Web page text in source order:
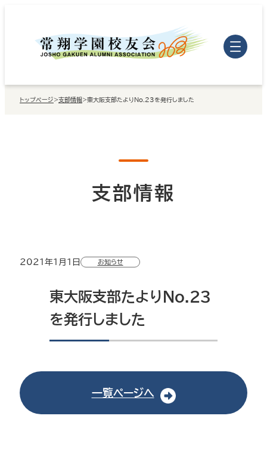
トップページ >支部情報>東大阪支部たよりNo.23を発行しました
支部情報
2021年1月1日 お知らせ
東大阪支部たよりNo.23
を発行しました
一覧ページへ